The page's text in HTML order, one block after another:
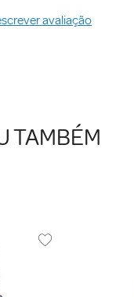
avaliação
TAMBÉM